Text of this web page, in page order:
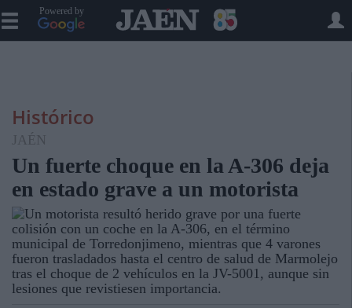
Powered by
Histórico
JAÉN
Un fuerte choque en la A-306 deja
en estado grave a un motorista
Un motorista resultó herido grave por una fuerte
colisión con un coche en la A-306, en el término
municipal de Torredonjimeno, mientras que 4 varones
fueron trasladados hasta el centro de salud de Marmolejo
tras el choque de 2 vehículos en la JV-5001, aunque sin
lesiones que revistiesen importancia.